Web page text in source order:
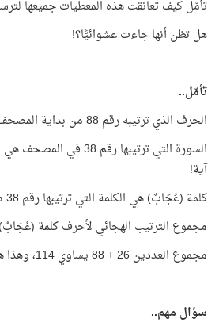
تأمّل كيف تعانقت هذه المعطيات جميعها
هل تظن أنها جاءت عشوائيًّا؟!
تأمّل..
الحرف الذي ترتيبه رقم 88 من بداية المصحف هو الحرف ص.
آية!
كلمة (عُجَابٌ) هي الكلمة التي ترتيبها رقم 38 من بداية سورة ص!
مجموع الترتيب الهجائي لأحرف كلمة (عُجَابٌ)
مجموع العددين 26 + 88 يساوي 114، وهذا هو عدد سور القرآن!!
سؤال مهم..